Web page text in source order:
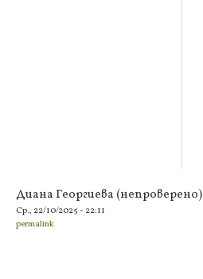
Диана Георгиева (непроверено)
Ср., 22/10/2025 - 22:11
permalink